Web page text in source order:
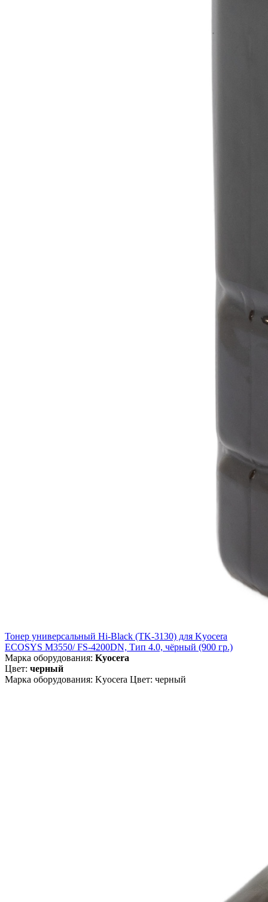
Тонер универсальный Hi-Black (TK-3130) для Kyocera
ECOSYS M3550/ FS-4200DN, Тип 4.0, чёрный (900 гр.)
Марка оборудования: Kyocera
Цвет: черный
Марка оборудования: Kyocera Цвет: черный